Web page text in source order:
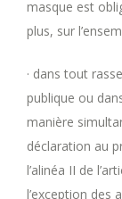
masque est
plus, sur
· dans tout
publique ou
manière
déclaration au
l’alinéa II de
l’exception des